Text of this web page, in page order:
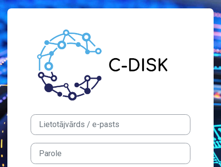
Atvērt galveno saturu
Pieslēgties
Izlaist līdz jauna konta veidošanai
Lietotājvārds / e-pasts
Parole